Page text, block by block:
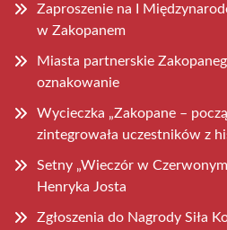
Zaproszenie na I
w Zakopanem
Miasta partnerskie
oznakowanie
Wycieczka „Zakopane –
zintegrowała uczestników z
Setny „Wieczór w
Henryka Josta
Zgłoszenia do Nagrody Siła